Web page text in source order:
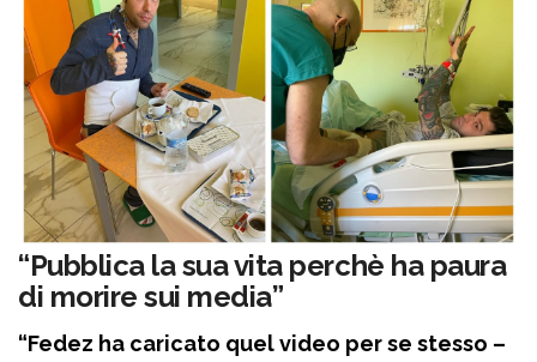
“Pubblica la sua vita perchè ha paura
di morire sui media”
“Fedez ha caricato quel video per se stesso –